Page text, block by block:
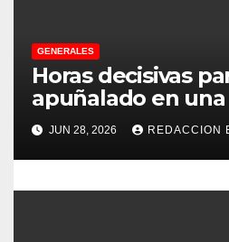
e
e
n
r
GENERALES
Horas decisivas
apuñalado en
con más de 500
Chilecito
JUN 28, 2026 REDACCION